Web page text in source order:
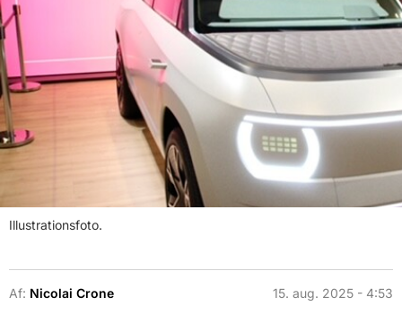
Illustrationsfoto.
Af: Nicolai Crone 15. aug. 2025 - 4:53